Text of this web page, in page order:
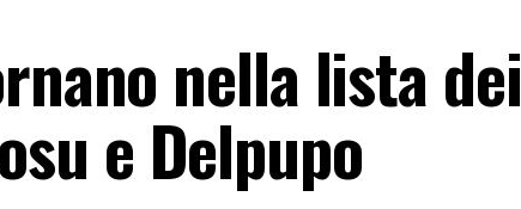
nella lista dei
e Delpupo